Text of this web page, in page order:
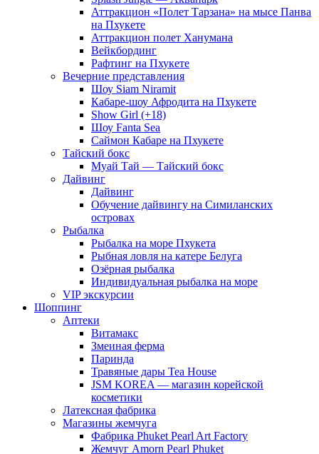
Аттракцион «Полет Тарзана» на мысе Панва
на Пхукете
Аттракцион полет Ханумана
Вейкбординг
Рафтинг на Пхукете
Вечерние представления
Шоу Siam Niramit
Кабаре-шоу Афродита на Пхукете
Show Girl (+18)
Шоу Fanta Sea
Саймон Кабаре на Пхукете
Тайский бокс
Муай Тай — Тайский бокс
Дайвинг
Дайвинг
Обучение дайвингу на Симиланских
островах
Рыбалка
Рыбалка на море Пхукета
Рыбная ловля на катере Белуга
Озёрная рыбалка
Индивидуальная рыбалка на море
VIP экскурсии
Шоппинг
Аптеки
Витамакс
Змеиная ферма
Паринда
Травяные дары Tea House
JSM KOREA — магазин корейской
косметики
Латексная фабрика
Магазины жемчуга
Фабрика Phuket Pearl Art Factory
Жемчуг Amorn Pearl Phuket